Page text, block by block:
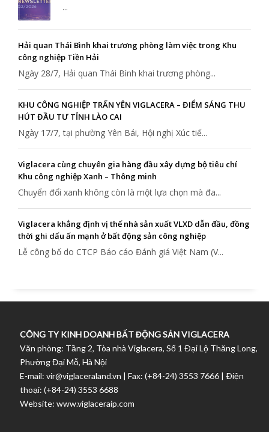
...
Hải quan Thái Bình khai trương phòng làm việc trong Khu
công nghiệp Tiền Hải
Ngày 28/7, Hải quan Thái Bình khai trương phòng...
KHU CÔNG NGHIỆP TRẤN YÊN VIGLACERA – ĐIỂM SÁNG THU
HÚT ĐẦU TƯ TỈNH LÀO CAI
Ngày 17/7, tại phường Yên Bái, Hội nghị Xúc tiế...
Viglacera cùng chuyên gia hàng đầu xây dựng bộ tiêu chí
Khu công nghiệp Xanh – Thông minh
Chuyển đổi xanh không còn là một lựa chọn mà đa...
Viglacera khẳng định vị thế nhà sản xuất VLXD dẫn đầu, đồng
thời ghi dấu ấn mạnh ở bất động sản công nghiệp
Lễ công bố do CTCP Báo cáo Đánh giá Việt Nam (V...
CÔNG TY KINH DOANH BẤT ĐỘNG SẢN VIGLACERA
Văn phòng: Tầng 2, Tòa nhà Viglacera, Số 1 Ðại Lộ Thăng Long,
Phường Đại Mỗ, Hà Nội
E-mail: vir@viglaceraland.vn | Fax: (+84-24) 3553 7666 | Ðiện
thoại: (+84-24) 3553 6688
Website: www.viglaceraip.com